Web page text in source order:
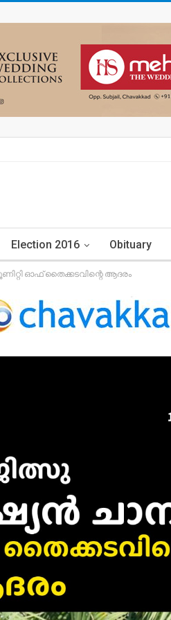
Election 2016 Obituary
ഓഫ് തൈക്കടവിന്റെ ആദരം